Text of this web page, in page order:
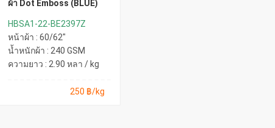
ผ้า Dot Emboss (BLUE)
HBSA1-22-BE2397Z
หน้าผ้า : 60/62"
น้ำหนักผ้า : 240 GSM
ความยาว : 2.90 หลา / kg
250 ฿/kg